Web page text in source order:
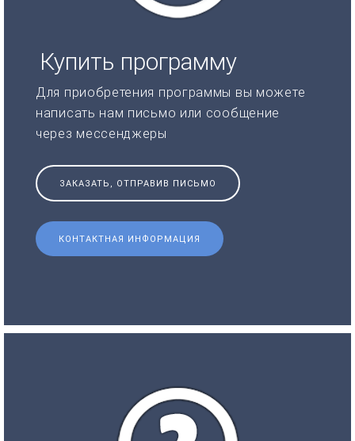
Купить программу
Для приобретения программы вы можете
написать нам письмо или сообщение
через мессенджеры
ЗАКАЗАТЬ, ОТПРАВИВ ПИСЬМО
КОНТАКТНАЯ ИНФОРМАЦИЯ